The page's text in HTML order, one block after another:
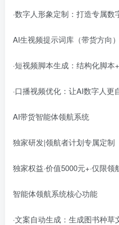
·数字人形象定制：打造专属数
AI生视频提示词库（带货方向）
·短视频脚本生成：结构化脚本
·口播视频优化：让AI数字人更
AI带货智能体领航系统
独家研发|领航者计划专属定制
独家权益·价值5000元+·仅限领
智能体领航系统核心功能
·文案自动生成：生成图书种